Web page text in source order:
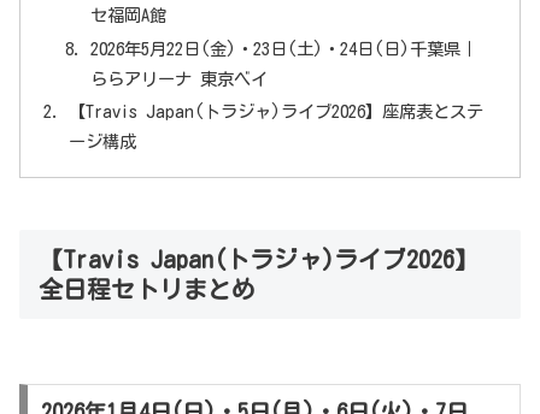
セ福岡A館
2026年5月22日(金)・23日(土)・24日(日)千葉県｜
ららアリーナ 東京ベイ
【Travis Japan(トラジャ)ライブ2026】座席表とステ
ージ構成
【Travis Japan(トラジャ)ライブ2026】
全日程セトリまとめ